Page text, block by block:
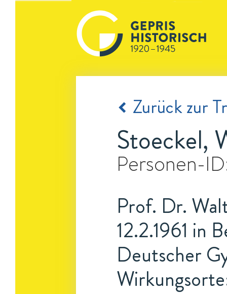
Zurück zur
Stoeckel,
Personen-
Prof. Dr.
12.2.1961 in
Deutscher